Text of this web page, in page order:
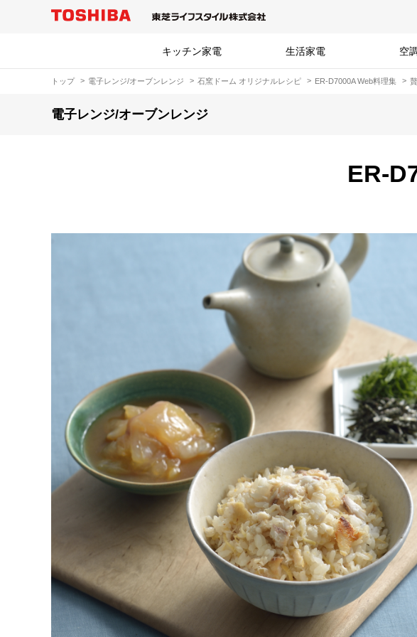
キッチン家電 生活家電 空
トップ 電子レンジ/オーブンレンジ 石窯ドーム オリジナルレシピ ER-D7000A Web料理集
電子レンジ/オーブンレンジ
ER-